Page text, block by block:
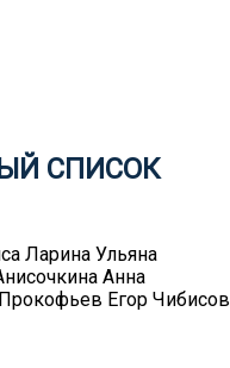
СПИСОК
Ларина Ульяна
Анна
Егор Чибисов